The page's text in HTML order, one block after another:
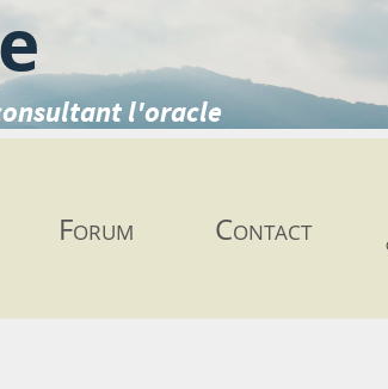
l'oracle
Forum Contact